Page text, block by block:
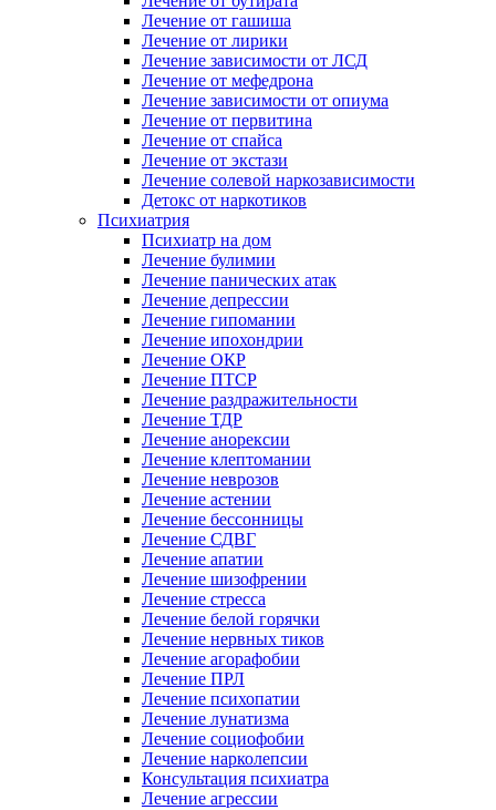
Лечение от гашиша
Лечение от лирики
Лечение зависимости от ЛСД
Лечение от мефедрона
Лечение зависимости от опиума
Лечение от первитина
Лечение от спайса
Лечение от экстази
Лечение солевой наркозависимости
Детокс от наркотиков
Психиатрия
Психиатр на дом
Лечение булимии
Лечение панических атак
Лечение депрессии
Лечение гипомании
Лечение ипохондрии
Лечение ОКР
Лечение ПТСР
Лечение раздражительности
Лечение ТДР
Лечение анорексии
Лечение клептомании
Лечение неврозов
Лечение астении
Лечение бессонницы
Лечение СДВГ
Лечение апатии
Лечение шизофрении
Лечение стресса
Лечение белой горячки
Лечение нервных тиков
Лечение агорафобии
Лечение ПРЛ
Лечение психопатии
Лечение лунатизма
Лечение социофобии
Лечение нарколепсии
Консультация психиатра
Лечение агрессии